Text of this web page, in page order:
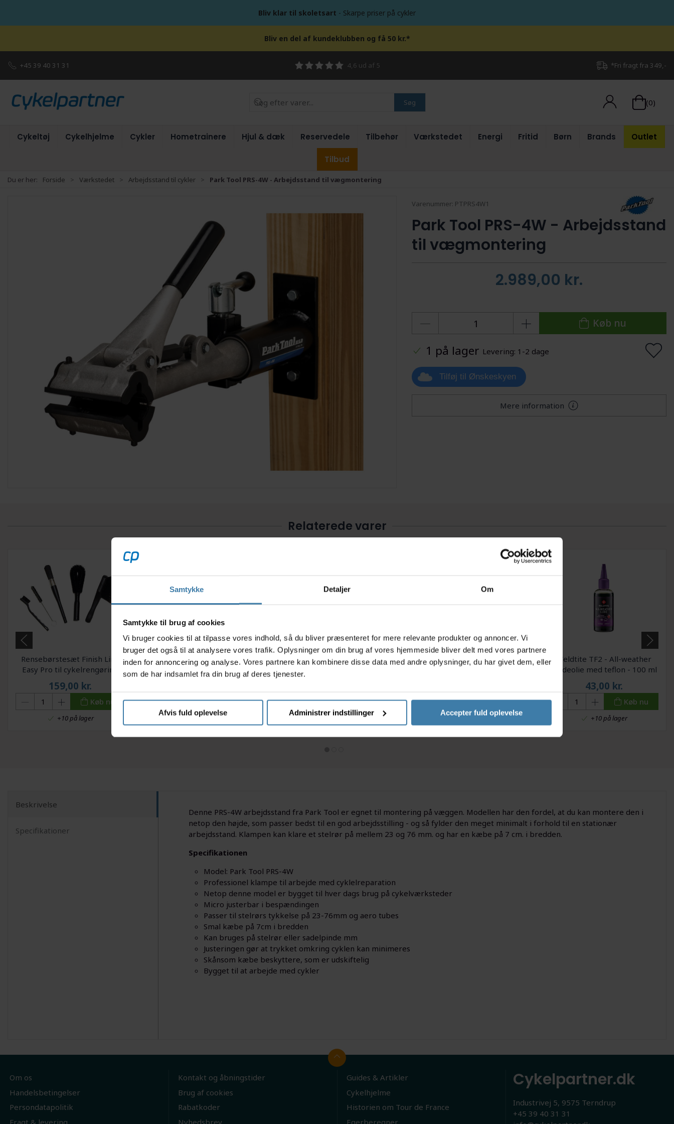
Samtykke Detaljer Om
Samtykke til brug af cookies
Vi bruger cookies til at tilpasse vores indhold, så du bliver præsenteret for mere relevante produkter og annoncer. Vi
bruger det også til at analysere vores trafik. Oplysninger om din brug af vores hjemmeside bliver delt med vores partnere
inden for annoncering og analyse. Vores partnere kan kombinere disse data med andre oplysninger, du har givet dem, eller
som de har indsamlet fra din brug af deres tjenester.
Afvis fuld oplevelse Administrer indstillinger Accepter fuld oplevelse
Bliv klar til skoletsart - Skarpe priser på cykler
Bliv en del af kundeklubben og få 50 kr.*
+45 39 40 31 31 4,6 ud af 5 *Fri fragt fra 349,-
Søg (0)
Cykeltøj Cykelhjelme Cykler Hometrainere Hjul & dæk Reservedele Tilbehør Værkstedet Energi Fritid Børn Brands Outlet
Tilbud
Du er her: Forside Værkstedet Arbejdsstand til cykler Park Tool PRS-4W - Arbejdsstand til vægmontering
Varenummer: PTPRS4W1
Park Tool PRS-4W - Arbejdsstand
til vægmontering
2.989,00 kr.
Køb nu
1 på lager Levering: 1-2 dage
Tilføj til Ønskeskyen
Mere information
Relaterede varer
Rensebørstesæt Finish Line
Easy Pro til cykelrengøring
159,00 kr.
Køb nu
+10 på lager
Universallim Würth 65,5ml i
tube
Køb nu
Forventet leveringstid: 10 dage
Cykelvask og voksbeskyttelse
Køb nu
+10 på lager
Park Tool 104 -
Værktøjsbakke til
41mm rør
Køb nu
Forventet leveringstid: 8 dage
Weldtite TF2 - All-weather
kædeolie med teflon - 100 ml
43,00 kr.
Køb nu
+10 på lager
Beskrivelse
Specifikationer
Denne PRS-4W arbejdsstand fra Park Tool er egnet til montering på væggen. Modellen har den fordel, at du kan montere den i
netop den højde, som passer bedst til en god arbejdsstilling - og så fylder den meget minimalt i forhold til en stationær
arbejdsstand. Klampen kan klare et stelrør på mellem 23 og 76 mm. og har en kæbe på 7 cm. i bredden.
Specifikationen
Model: Park Tool PRS-4W
Professionel klampe til arbejde med cyklelreparation
Netop denne model er bygget til hver dags brug på cykelværksteder
Micro justerbar i bespændingen
Passer til stelrørs tykkelse på 23-76mm og aero tubes
Smal kæbe på 7cm i bredden
Kan bruges på stelrør eller sadelpinde mm
Justeringen gør at trykket omkring cyklen kan minimeres
Skånsom kæbe beskyttere, som er udskiftelig
Bygget til at arbejde med cykler
Om os
Handelsbetingelser
Persondatapolitik
Fragt & levering
Kontakt og åbningstider
Brug af cookies
Rabatkoder
Nyhedsbrev
Guides & Artikler
Cykelhjelme
Historien om Tour de France
Egerberegner
Cykelpartner.dk
Industrivej 5, 9575 Terndrup
+45 39 40 31 31